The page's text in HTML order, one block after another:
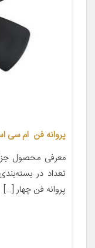
پروانه فن ام سی اس مدل 14000
معرفی محصول
پروانه فن چهار […]